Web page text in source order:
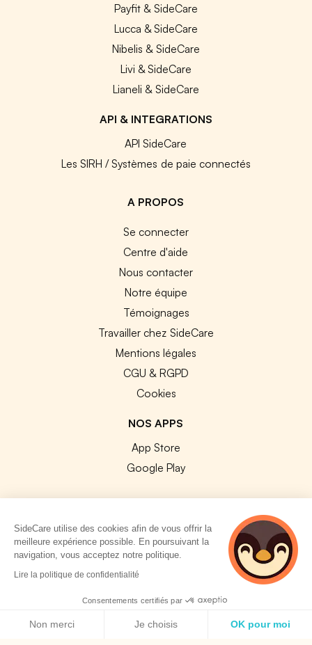
Payfit & SideCare
Lucca & SideCare
Nibelis & SideCare
Livi & SideCare
Lianeli & SideCare
API & INTEGRATIONS
API SideCare
Les SIRH / Systèmes de paie connectés
A PROPOS
Se connecter
Centre d'aide
Nous contacter
Notre équipe
Témoignages
Travailler chez SideCare
Mentions légales
CGU & RGPD
Cookies
NOS APPS
App Store
Google Play
© 2026 SideCare. Tous droits réservés.
SideCare utilise des cookies afin de vous offrir la
meilleure expérience possible. En poursuivant la
navigation, vous acceptez notre politique.
Lire la politique de confidentialité
Consentements certifiés par
Non merci Je choisis OK pour moi
4 personnes
consultent
actuellement cette